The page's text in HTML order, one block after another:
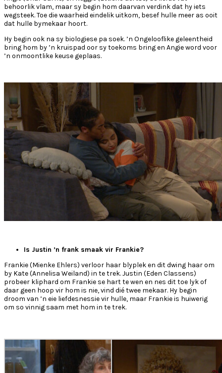
behoorlik vlam, maar sy begin hom daarvan verdink dat hy iets
wegsteek. Toe die waarheid eindelik uitkom, besef hulle meer as ooit
dat hulle bymekaar hoort.
Hy begin ook na sy biologiese pa soek. ’n Ongelooflike geleentheid
bring hom by ’n kruispad oor sy toekoms bring en Angie word voor
’n onmoontlike keuse geplaas.
Is Justin ’n frank smaak vir Frankie?
Frankie (Mienke Ehlers) verloor haar blyplek en dit dwing haar om
by Kate (Annelisa Weiland) in te trek. Justin (Eden Classens)
probeer kliphard om Frankie se hart te wen en nes dit toe lyk of
daar geen hoop vir hom is nie, vind dié twee mekaar. Hy begin
droom van ’n eie liefdesnessie vir hulle, maar Frankie is huiwerig
om so vinnig saam met hom in te trek.